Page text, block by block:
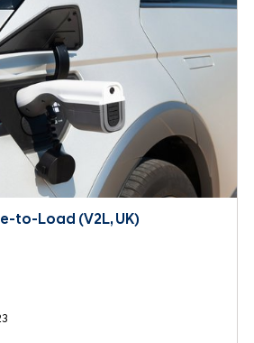
to-Load (V2L, UK)